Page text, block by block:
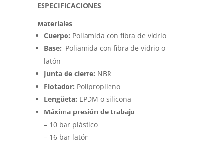
ESPECIFICACIONES
Materiales
Cuerpo: Poliamida con fibra de vidrio
Base: Poliamida con fibra de vidrio o
latón
Junta de cierre: NBR
Flotador: Polipropileno
Lengüeta: EPDM o silicona
Máxima presión de trabajo
– 10 bar plástico
– 16 bar latón